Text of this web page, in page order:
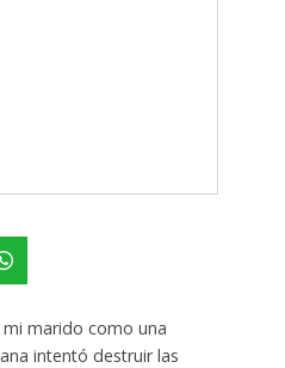
marido como una
intentó destruir las